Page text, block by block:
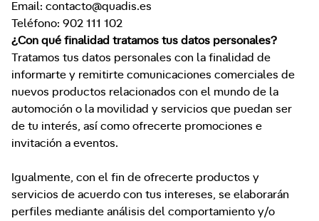
Email: contacto@quadis.es
Teléfono: 902 111 102
¿Con qué finalidad tratamos tus datos personales?
Tratamos tus datos personales con la finalidad de
informarte y remitirte comunicaciones comerciales de
nuevos productos relacionados con el mundo de la
automoción o la movilidad y servicios que puedan ser
de tu interés, así como ofrecerte promociones e
invitación a eventos.
Igualmente, con el fin de ofrecerte productos y
servicios de acuerdo con tus intereses, se elaborarán
perfiles mediante análisis del comportamiento y/o